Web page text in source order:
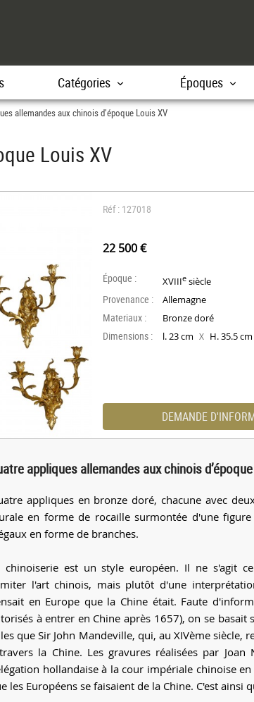
Catégories Époques
allemandes aux chinois d’époque Louis XV
Louis XV
Réf : 127018
22 500 €
Époque : XVIIIe siècle
Provenance : Allemagne
Materiaux : Bronze doré
Dimensions : l. 23 cm X H. 35.5 cm
DEMANDE
appliques allemandes aux chinois
appliques en bronze doré, chacune avec
en forme de rocaille surmontée d'une
en forme de branches.
chinoiserie est un style européen. Il ne s'agit
l'art chinois, mais plutôt d'une
en Europe que la Chine était. Faute
à entrer en Chine après 1657), on se
que Sir John Mandeville, qui, au XIVème
la Chine. Les gravures réalisées par
hollandaise à la cour impériale chinoise
les Européens se faisaient de la Chine. C'est ainsi